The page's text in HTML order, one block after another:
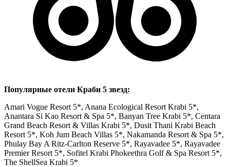
Популярные отели Краби 5 звезд:
Amari Vogue Resort 5*, Anana Ecological Resort Krabi 5*,
Anantara Si Kao Resort & Spa 5*, Banyan Tree Krabi 5*, Centara
Grand Beach Resort & Villas Krabi 5*, Dusit Thani Krabi Beach
Resort 5*, Koh Jum Beach Villas 5*, Nakamanda Resort & Spa 5*,
Phulay Bay A Ritz-Carlton Reserve 5*, Rayavadee 5*, Rayavadee
Premier Resort 5*, Sofitel Krabi Phokeethra Golf & Spa Resort 5*,
The ShellSea Krabi 5*